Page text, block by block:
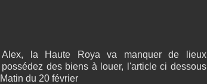
la Haute Roya va manquer de lieux
des biens à louer, l'article ci dessous
du 20 février